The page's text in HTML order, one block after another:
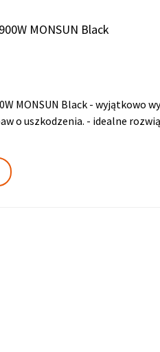
MONSUN Black
MONSUN Black - wyjątkowo
o uszkodzenia. - idealne